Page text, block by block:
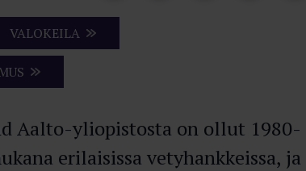
VALOKEILA
Aalto-yliopistosta on ollut 1980-
erilaisissa vetyhankkeissa, ja